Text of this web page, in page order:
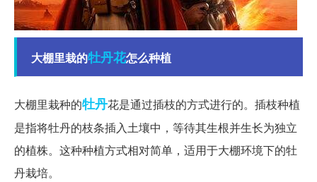
大棚里栽的牡丹花怎么种植
大棚里栽种的牡丹花是通过插枝的方式进行的。插枝种植
是指将牡丹的枝条插入土壤中，等待其生根并生长为独立
的植株。这种种植方式相对简单，适用于大棚环境下的牡
丹栽培。